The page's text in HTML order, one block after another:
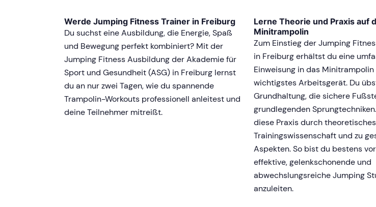
Werde Jumping Fitness Trainer in Freiburg
Du suchst eine Ausbildung, die Energie, Spaß
und Bewegung perfekt kombiniert? Mit der
Jumping Fitness Ausbildung der Akademie für
Sport und Gesundheit (ASG) in Freiburg lernst
du an nur zwei Tagen, wie du spannende
Trampolin-Workouts professionell anleitest und
deine Teilnehmer mitreißt.
Lerne Theorie und Praxis auf
Minitrampolin
Zum Einstieg der Jumping
in Freiburg erhältst du eine
Einweisung in das
wichtigstes Arbeitsgerät. Du
Grundhaltung, die sichere
grundlegenden
diese Praxis durch
Trainingswissenschaft und zu
Aspekten. So bist du bestens
effektive, gelenkschonende und
abwechslungsreiche Jumping
anzuleiten.